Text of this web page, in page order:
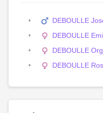
DEBOULLE
DEBOULLE
DEBOULLE
DEBOULLE